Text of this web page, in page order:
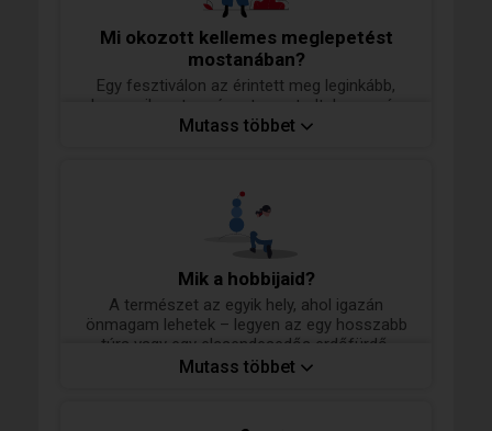
Mi okozott kellemes meglepetést
mostanában?
Egy fesztiválon az érintett meg leginkább,
hogy milyen természetesen tudtak egymás
mellett létezni a különböző generációk –
Mutass többet
Mik a hobbijaid?
A természet az egyik hely, ahol igazán
önmagam lehetek – legyen az egy hosszabb
túra vagy egy elcsendesedős erdőfürdő.
Szeretek történetekbe merülni könyvben,
Mutass többet